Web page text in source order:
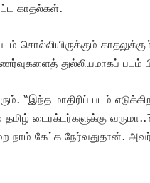
காதல்கள்.
சொல்லியிருக்கும்
துல்லியமாகப் படம்
“இந்த மாதிரிப் படம்
டைரக்டர்களுக்கு
நாம் கேட்க நேர்வதுதான்.